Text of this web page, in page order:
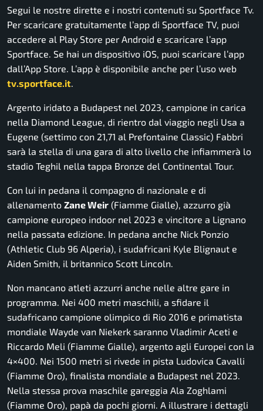
Segui le nostre dirette e i nostri contenuti su Sportface Tv.
Per scaricare gratuitamente l’app di Sportface TV, puoi
accedere al Play Store per Android e scaricare l’app
Sportface. Se hai un dispositivo iOS, puoi scaricare l’app
dall’App Store. L’app è disponibile anche per l’uso web
tv.sportface.it.
Argento iridato a Budapest nel 2023, campione in carica
nella Diamond League, di rientro dal viaggio negli Usa a
Eugene (settimo con 21,71 al Prefontaine Classic) Fabbri
sarà la stella di una gara di alto livello che infiammerà lo
stadio Teghil nella tappa Bronze del Continental Tour.
Con lui in pedana il compagno di nazionale e di
allenamento Zane Weir (Fiamme Gialle), azzurro già
campione europeo indoor nel 2023 e vincitore a Lignano
nella passata edizione. In pedana anche Nick Ponzio
(Athletic Club 96 Alperia), i sudafricani Kyle Blignaut e
Aiden Smith, il britannico Scott Lincoln.
Non mancano atleti azzurri anche nelle altre gare in
programma. Nei 400 metri maschili, a sfidare il
sudafricano campione olimpico di Rio 2016 e primatista
mondiale Wayde van Niekerk saranno Vladimir Aceti e
Riccardo Meli (Fiamme Gialle), argento agli Europei con la
4×400. Nei 1500 metri si rivede in pista Ludovica Cavalli
(Fiamme Oro), finalista mondiale a Budapest nel 2023.
Nella stessa prova maschile gareggia Ala Zoghlami
(Fiamme Oro), papà da pochi giorni. A illustrare i dettagli